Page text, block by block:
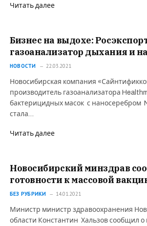
Читать далее
Бизнес на выдохе:
газоанализатор дыхания и
НОВОСТИ 22.03.2021
Новосибирская компания
производитель газоанализатора
бактерицидных масок с наносеребром
стала…
Читать далее
Новосибирский минздрав
готовности к массовой
БЕЗ РУБРИКИ 14.01.2021
Министр министр здравоохранения
области Константин Хальзов сообщил